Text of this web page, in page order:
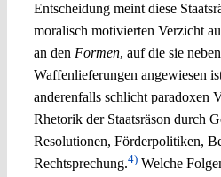
Entscheidung meint diese
moralisch motivierten Verzicht
an den Formen, auf die sie
Waffenlieferungen angewiesen
anderenfalls schlicht paradoxen
Rhetorik der Staatsräson durch
Resolutionen, Förderpolitiken,
Rechtsprechung.4)Welche